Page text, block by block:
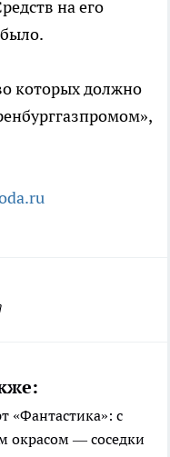
на его
которых должно
«Фантастика»: с
окрасом — соседки